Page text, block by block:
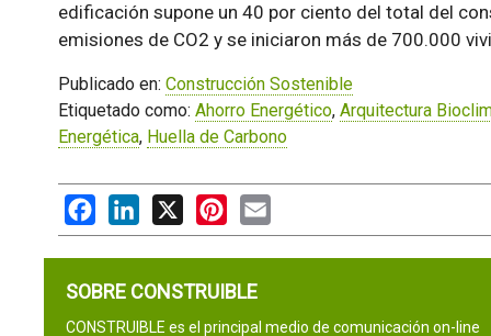
edificación supone un 40 por ciento del total del
emisiones de CO2 y se iniciaron más de 700.000
Publicado en: Construcción Sostenible
Etiquetado como: Ahorro Energético, Arquitectura
Energética, Huella de Carbono
FacebookLinkedIn
X PinterestEmail
SOBRE CONSTRUIBLE
CONSTRUIBLE es el principal medio de comunicación on-line